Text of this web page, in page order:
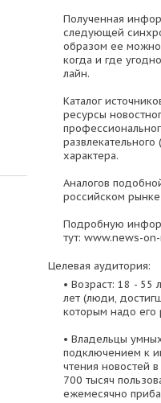
Полученная
следующей
образом ее можно
когда и где
лайн.
Каталог
ресурсы
характера.
Аналогов
российском рынке
Подробную
тут: www.news-
Целевая аудитория:
• Возраст: 18 - 55
лет (люди,
которым надо его
• Владельцы
подключением к
чтения новостей
700 тысяч
ежемесячно